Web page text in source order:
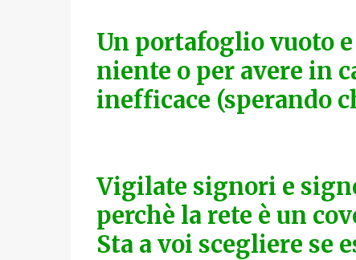
Un portafoglio vuoto
niente o per avere in
inefficace (sperando
Vigilate signori e
perchè la rete è un
Sta a voi scegliere se